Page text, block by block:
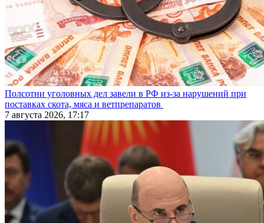
Полсотни уголовных дел завели в РФ из-за нарушений при
поставках скота, мяса и ветпрепаратов
7 августа 2026, 17:17